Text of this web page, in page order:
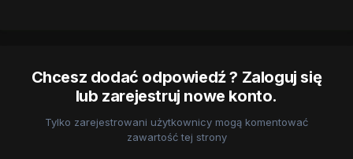
Chcesz dodać odpowiedź ? Zaloguj się
lub zarejestruj nowe konto.
Tylko zarejestrowani użytkownicy mogą komentować
zawartość tej strony